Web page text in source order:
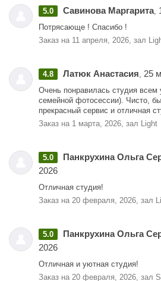
5.0 Савинова Маргарита,
Потрясающе ! Спасибо !
Заказ на 11 апреля, 2026, зал
4.8 Латюк Анастасия 25
Очень понравилась студия всем
семейной фотосессии). Чисто,
прекрасный сервис и отличная
Заказ на 1 марта, 2026, зал Light
5.0 Панкрухина Ольга
2026
Отличная студия!
Заказ на 20 февраля, 2026, зал
5.0 Панкрухина Ольга
2026
Отличная и уютная студия!
Заказ на 20 февраля, 2026, зал